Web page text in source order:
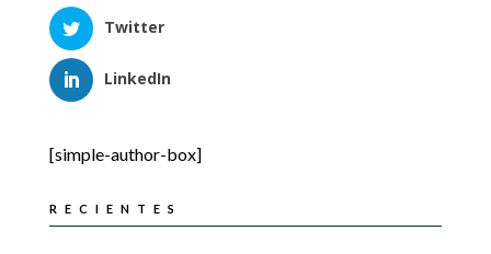
Twitter
LinkedIn
[simple-author-box]
RECIENTES